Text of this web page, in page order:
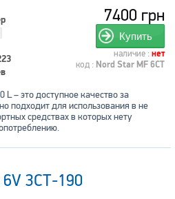
7400 грн
Купить
наличие : нет
код : Nord Star MF 6CT
– это доступное качество за
подходит для использования в не
средствах в которых нету
3СТ-190